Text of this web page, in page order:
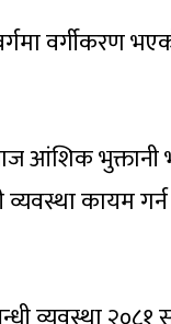
वर्गीकरण
आंशिक भुक्तानी
व्यवस्था कायम